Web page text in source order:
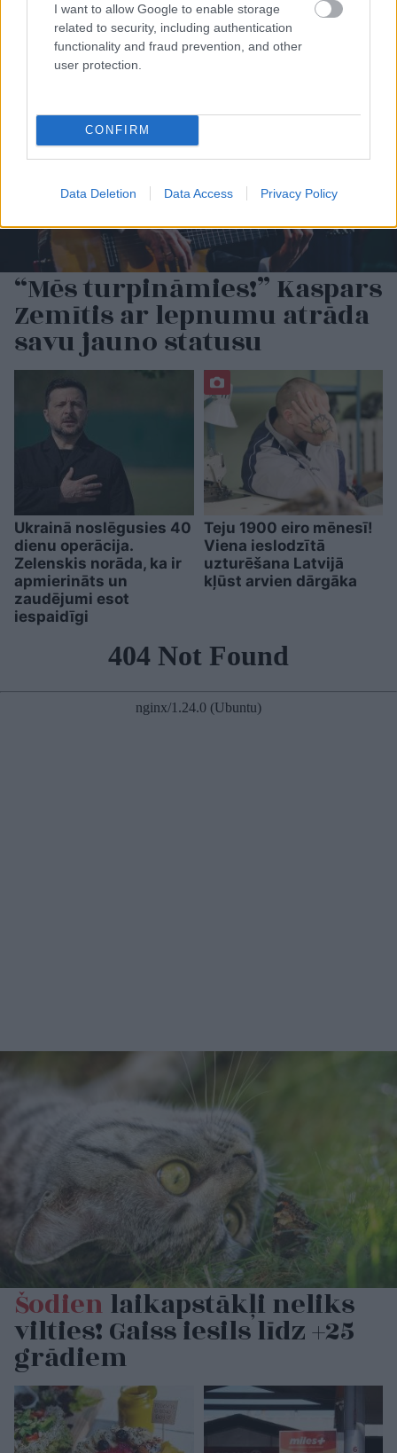
I want to allow Google to enable storage
related to security, including authentication
functionality and fraud prevention, and other
user protection.
CONFIRM
Data Deletion Data Access Privacy Policy
naftas iepirkšanas
kārtībā
“Mēs turpināmies!” Kaspars
Zemītis ar lepnumu atrāda
savu jauno statusu
Ukrainā noslēgusies 40
dienu operācija.
Zelenskis norāda, ka ir
apmierināts un
zaudējumi esot
iespaidīgi
Teju 1900 eiro mēnesī!
Viena ieslodzītā
uzturēšana Latvijā
kļūst arvien dārgāka
Šodienlaikapstākļi neliks
vilties! Gaiss iesils līdz +25
grādiem